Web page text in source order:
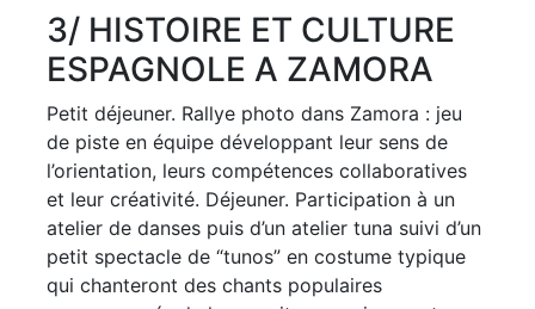
3/ HISTOIRE ET CULTURE
ESPAGNOLE A ZAMORA
Petit déjeuner. Rallye photo dans Zamora : jeu
de piste en équipe développant leur sens de
l’orientation, leurs compétences collaboratives
et leur créativité. Déjeuner. Participation à un
atelier de danses puis d’un atelier tuna suivi d’un
petit spectacle de “tunos” en costume typique
qui chanteront des chants populaires